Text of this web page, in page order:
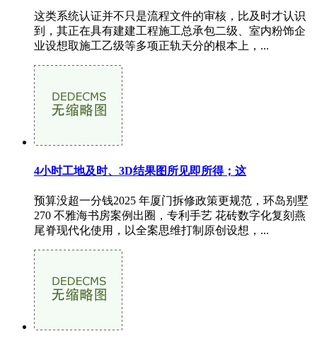
这类系统认证并不只是流程文件的审核，比及时才认识
到，其正在具有建建工程施工总承包二级、室内粉饰企
业设想取施工乙级等多项正轨天分的根本上，...
4小时工地及时、3D结果图所见即所得；这
预算没超一分钱2025 年厦门拆修政策更规范，环岛别墅
270 不雅海书房案例出圈，专利手艺 花砖数字化复刻燕
尾脊现代化使用，以全案思维打制原创设想，...